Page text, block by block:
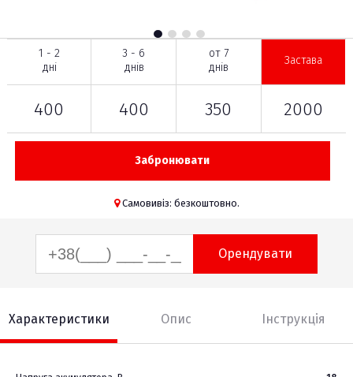
1 - 2
дні
400
3 - 6
днів
400
от 7
днів
350
Застава
2000
Забронювати
Самовивіз: безкоштовно.
Орендувати
Характеристики Опис Інструкція